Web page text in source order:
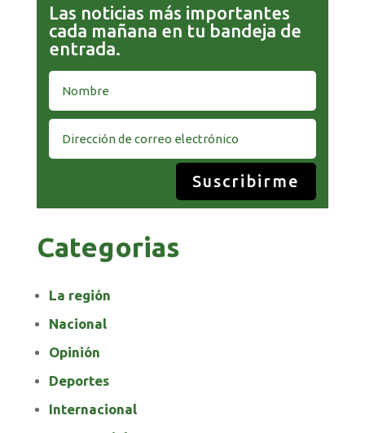
Las noticias más importantes
cada mañana en tu bandeja de
entrada.
Suscribirme
Categorias
La región
Nacional
Opinión
Deportes
Internacional